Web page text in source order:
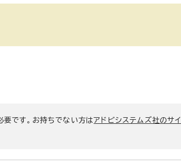
要です。お持ちでない方はアドビシステムズ社のサイ